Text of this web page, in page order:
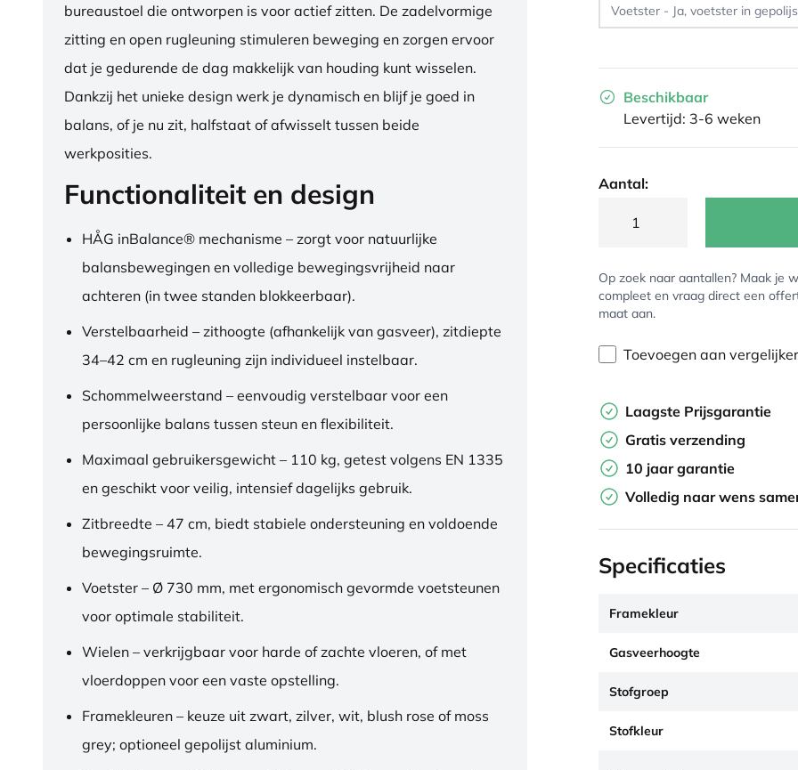
bureaustoel die ontworpen is voor actief zitten. De zadelvormige
zitting en open rugleuning stimuleren beweging en zorgen ervoor
dat je gedurende de dag makkelijk van houding kunt wisselen.
Dankzij het unieke design werk je dynamisch en blijf je goed in
balans, of je nu zit, halfstaat of afwisselt tussen beide
werkposities.
Functionaliteit en design
HÅG inBalance® mechanisme – zorgt voor natuurlijke
balansbewegingen en volledige bewegingsvrijheid naar
achteren (in twee standen blokkeerbaar).
Verstelbaarheid – zithoogte (afhankelijk van gasveer), zitdiepte
34–42 cm en rugleuning zijn individueel instelbaar.
Schommelweerstand – eenvoudig verstelbaar voor een
persoonlijke balans tussen steun en flexibiliteit.
Maximaal gebruikersgewicht – 110 kg, getest volgens EN 1335
en geschikt voor veilig, intensief dagelijks gebruik.
Zitbreedte – 47 cm, biedt stabiele ondersteuning en voldoende
bewegingsruimte.
Voetster – Ø 730 mm, met ergonomisch gevormde voetsteunen
voor optimale stabiliteit.
Wielen – verkrijgbaar voor harde of zachte vloeren, of met
vloerdoppen voor een vaste opstelling.
Framekleuren – keuze uit zwart, zilver, wit, blush rose of moss
grey; optioneel gepolijst aluminium.
Beschikbaar
Levertijd: 3-6 weken
Aantal:
Op zoek naar aantallen? Maak je
compleet en vraag direct een
maat aan.
Toevoegen aan vergelijker
Laagste Prijsgarantie
Gratis verzending
10 jaar garantie
Volledig naar wens
Specificaties
Framekleur
Gasveerhoogte
Stofgroep
Stofkleur